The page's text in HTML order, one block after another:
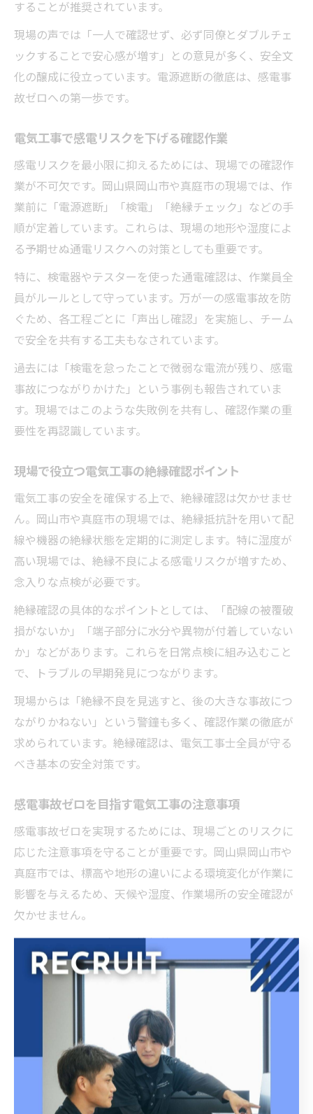
することが推奨されています。
現場の声では「一人で確認せず、必ず同僚とダブルチェ
ックすることで安心感が増す」との意見が多く、安全文
化の醸成に役立っています。電源遮断の徹底は、感電事
故ゼロへの第一歩です。
電気工事で感電リスクを下げる確認作業
感電リスクを最小限に抑えるためには、現場での確認作
業が不可欠です。岡山県岡山市や真庭市の現場では、作
業前に「電源遮断」「検電」「絶縁チェック」などの手
順が定着しています。これらは、現場の地形や湿度によ
る予期せぬ通電リスクへの対策としても重要です。
特に、検電器やテスターを使った通電確認は、作業員全
員がルールとして守っています。万が一の感電事故を防
ぐため、各工程ごとに「声出し確認」を実施し、チーム
で安全を共有する工夫もなされています。
過去には「検電を怠ったことで微弱な電流が残り、感電
事故につながりかけた」という事例も報告されていま
す。現場ではこのような失敗例を共有し、確認作業の重
要性を再認識しています。
現場で役立つ電気工事の絶縁確認ポイント
電気工事の安全を確保する上で、絶縁確認は欠かせませ
ん。岡山市や真庭市の現場では、絶縁抵抗計を用いて配
線や機器の絶縁状態を定期的に測定します。特に湿度が
高い現場では、絶縁不良による感電リスクが増すため、
念入りな点検が必要です。
絶縁確認の具体的なポイントとしては、「配線の被覆破
損がないか」「端子部分に水分や異物が付着していない
か」などがあります。これらを日常点検に組み込むこと
で、トラブルの早期発見につながります。
現場からは「絶縁不良を見逃すと、後の大きな事故につ
ながりかねない」という警鐘も多く、確認作業の徹底が
求められています。絶縁確認は、電気工事士全員が守る
べき基本の安全対策です。
感電事故ゼロを目指す電気工事の注意事項
感電事故ゼロを実現するためには、現場ごとのリスクに
応じた注意事項を守ることが重要です。岡山県岡山市や
真庭市では、標高や地形の違いによる環境変化が作業に
影響を与えるため、天候や湿度、作業場所の安全確認が
欠かせません。
また、作業チーム内での情報共有やコミュニケーション
も大切です。危険箇所の共有や、疑問点をすぐに相談で
きる環境が、ヒューマンエラーの防止につながります。
新人や経験の浅い作業員には、ベテランがマンツーマン
で指導する体制を整えることも有効です。
実際に「忙しい時ほど手順を省略しがちだが、必ず安全
確認を徹底することで事故を未然に防ぐことができた」
という事例もあります。現場全員が「安全第一」の意識